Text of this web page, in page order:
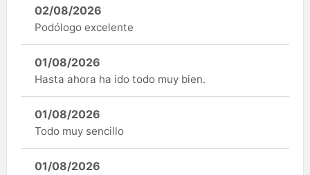
02/08/2026
Podólogo excelente
01/08/2026
Hasta ahora ha ido todo muy bien.
01/08/2026
Todo muy sencillo
01/08/2026